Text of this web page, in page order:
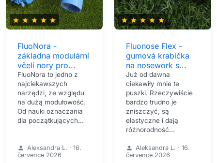
star star star star star
FluoNora -
základna modulární
včelí nory pro...
FluoNora to jedno z
najciekawszych
narzędzi, ze względu
na dużą modułowość.
Od nauki oznaczania
dla początkujących...
person Aleksandra L. · 16.
července 2026
star star star star star
Fluonose Flex -
gumová krabička
na nosework s...
Już od dawna
ciekawiły mnie te
puszki. Rzeczywiście
bardzo trudno je
zniszczyć, są
elastyczne i dają
różnorodność...
person Aleksandra L. · 16.
července 2026